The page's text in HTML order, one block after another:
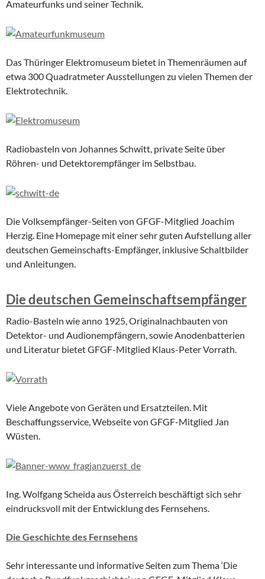
Amateurfunks und seiner Technik.
Das Thüringer Elektromuseum bietet in Themenräumen auf
etwa 300 Quadratmeter Ausstellungen zu vielen Themen der
Elektrotechnik.
Radiobasteln von Johannes Schwitt, private Seite über
Röhren- und Detektorempfänger im Selbstbau.
Die Volksempfänger-Seiten von GFGF-Mitglied Joachim
Herzig. Eine Homepage mit einer sehr guten Aufstellung aller
deutschen Gemeinschafts-Empfänger, inklusive Schaltbilder
und Anleitungen.
Die deutschen Gemeinschaftsempfänger
Radio-Basteln wie anno 1925, Originalnachbauten von
Detektor- und Audionempfängern, sowie Anodenbatterien
und Literatur bietet GFGF-Mitglied Klaus-Peter Vorrath.
Viele Angebote von Geräten und Ersatzteilen. Mit
Beschaffungsservice, Webseite von GFGF-Mitglied Jan
Wüsten.
Ing. Wolfgang Scheida aus Österreich beschäftigt sich sehr
eindrucksvoll mit der Entwicklung des Fernsehens.
Die Geschichte des Fernsehens
Sehr interessante und informative Seiten zum Thema ‘Die